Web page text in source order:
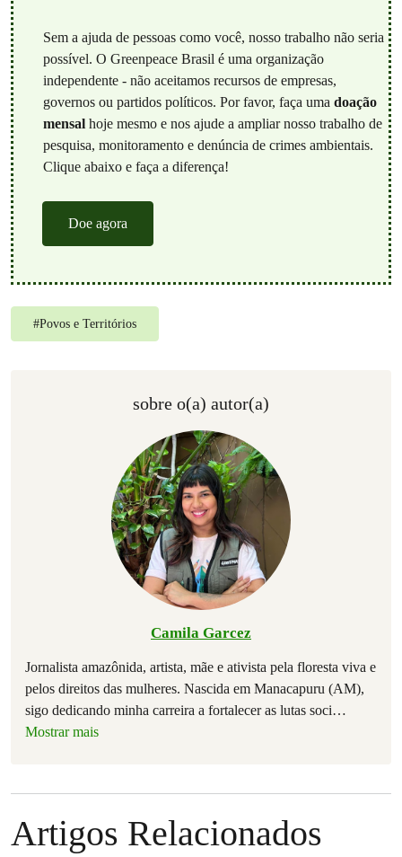
Sem a ajuda de pessoas como você, nosso trabalho não seria
possível. O Greenpeace Brasil é uma organização
independente - não aceitamos recursos de empresas,
governos ou partidos políticos. Por favor, faça uma doação
mensalhoje mesmo e nos ajude a ampliar nosso trabalho de
pesquisa, monitoramento e denúncia de crimes ambientais.
Clique abaixo e faça a diferença!
Doe agora
#Povos e Territórios
sobre o(a) autor(a)
Camila Garcez
Jornalista amazônida, artista, mãe e ativista pela floresta viva e
pelos direitos das mulheres. Nascida em Manacapuru (AM),
sigo dedicando minha carreira a fortalecer as lutas soci…
Mostrar mais
Artigos Relacionados